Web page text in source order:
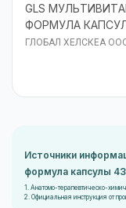
GLS
ФОРМУЛА
ГЛОБАЛ ХЕЛСКЕА
Источники
формула капсулы
1. Анатомо-терапевтическо-
2. Официальная инструкция от